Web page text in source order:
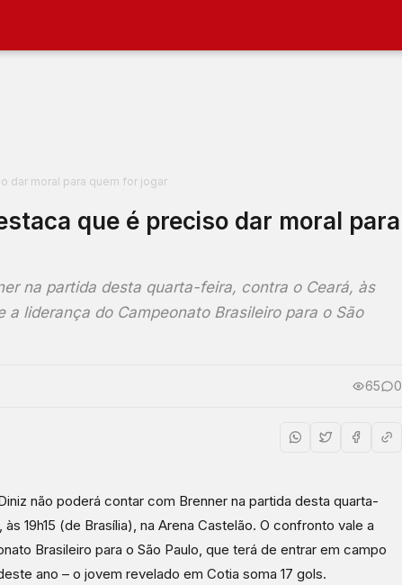
dar moral para quem for jogar
que é preciso dar moral para
na partida desta quarta-feira, contra o Ceará, às
a liderança do Campeonato Brasileiro para o São
65 0
não poderá contar com Brenner na partida desta quarta-
19h15 (de Brasília), na Arena Castelão. O confronto vale a
Brasileiro para o São Paulo, que terá de entrar em campo
ano – o jovem revelado em Cotia soma 17 gols.